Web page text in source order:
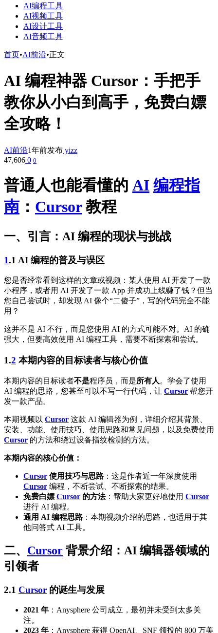
AI编程工具
AI视频工具
AI设计工具
AI音频工具
首页•AI前沿•正文
AI 编程神器 Cursor：手把手
教你从小白到高手，免费白嫖
全攻略！
AI前沿1年前发布 yizz
47,606 0 0
普通人也能看懂的 AI 编程指
南 ： Cursor教程
一、引言：AI 编程的现状与挑战
1.1 AI 编程的普及与误区
您是否经常看到这样的文章或视频：某人使用 AI 开发了一款
小程序，或者用 AI 开发了一款 App 并成功上线赚了钱？但当
您自己尝试时，却发现 AI 像个“二傻子”，写的代码完全不能
用？
这并不是 AI 不行，而是您使用 AI 的方式可能不对。AI 的确
强大，但要高效使用 AI 编程工具，需要不断探索和尝试。
1.2 本期内容的目标读者与核心价值
本期内容的目标读者不是程序员，而是所有人 。学会了使用
AI 编程的思路，您甚至可以不写一行代码，让 Cursor 帮您开
发一款产品。
本期视频以 Cursor 这款 AI 编辑器为例，详细介绍其背景、
安装、功能、使用技巧、使用思路和常见问题，以及免费使用
Cursor 的方法和绕过设备指纹检测的方法。
本期内容的核心价值：
Cursor 使用技巧与思路 ：这是作者近一年深度使用
Cursor 编程，不断尝试、不断探索的结果。
免费白嫖 Cursor 的方法：帮助大家更好地使用 Cursor
进行 AI 编程。
通用 AI 编程思路 ：本期视频介绍的思路，也适用于其
他问答式 AI 工具。
二、 Cursor 背景介绍：AI 编辑器领域的
引领者
2.1 Cursor 的诞生与发展
2021 年 ：Anysphere 公司成立，最初并未受到太多关
注。
2023 年 ：Anysphere 获得 OpenAI、SNF 领投的 800 万美